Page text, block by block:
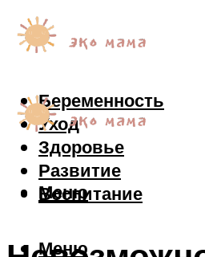
Беременность
Уход
Здоровье
Развитие
Воспитание
Меню
Меню